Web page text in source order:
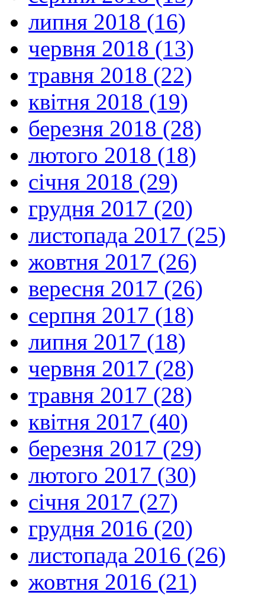
липня 2018 (16)
червня 2018 (13)
травня 2018 (22)
квітня 2018 (19)
березня 2018 (28)
лютого 2018 (18)
січня 2018 (29)
грудня 2017 (20)
листопада 2017 (25)
жовтня 2017 (26)
вересня 2017 (26)
серпня 2017 (18)
липня 2017 (18)
червня 2017 (28)
травня 2017 (28)
квітня 2017 (40)
березня 2017 (29)
лютого 2017 (30)
січня 2017 (27)
грудня 2016 (20)
листопада 2016 (26)
жовтня 2016 (21)